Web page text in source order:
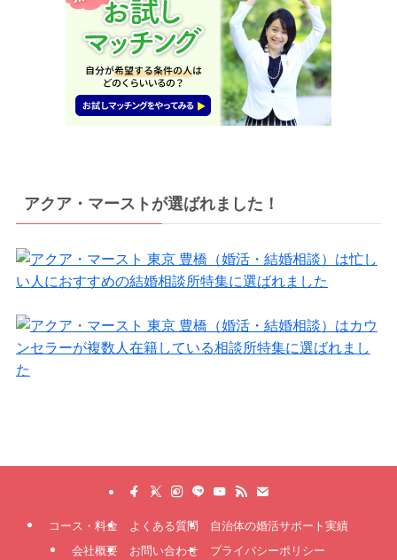
アクア・マーストが選ばれました！
コース・料金 よくある質問
自治体の婚活サポート実績
会社概要
お問い合わせ プライバシーポリシー